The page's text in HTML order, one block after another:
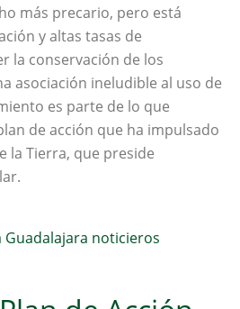
más precario, pero está
y altas tasas de
la conservación de los
asociación ineludible al uso de
es parte de lo que
de acción que ha impulsado
la Tierra, que preside
Guadalajara noticieros